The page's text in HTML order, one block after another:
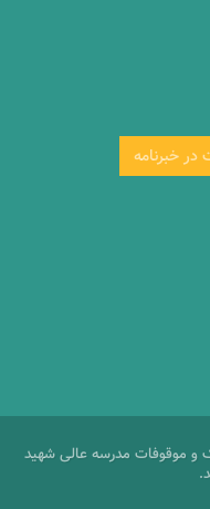
خبرنامه
و موقوفات مدرسه عالی شهید